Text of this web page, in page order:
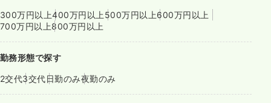
300万円以上400万円以上 500万円以上600万円以上
700万円以上800万円以上
勤務形態で探す
2交代3交代日勤のみ夜勤のみ